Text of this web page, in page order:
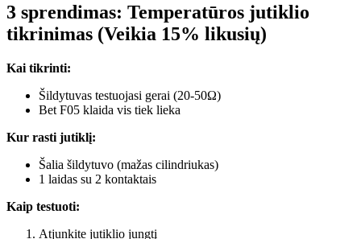
3 sprendimas: Temperatūros jutiklio
tikrinimas (Veikia 15% likusių)
Kai tikrinti:
Šildytuvas testuojasi gerai (20-50Ω)
Bet F05 klaida vis tiek lieka
Kur rasti jutiklį:
Šalia šildytuvo (mažas cilindriukas)
1 laidas su 2 kontaktais
Kaip testuoti:
Atjunkite jutiklio jungtį